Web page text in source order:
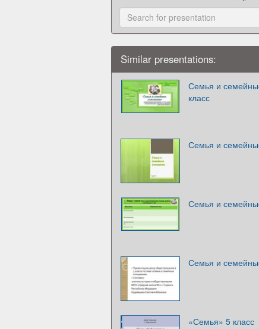
Similar presentations:
Семья и
класс
Семья и
Семья и
Семья и
«Семья» 5 класс